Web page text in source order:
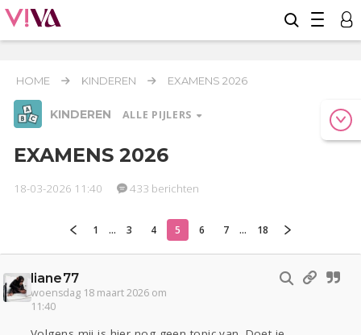
HOME KINDEREN EXAMENS 2026
KINDEREN ALLE PIJLERS
Relaties Werk & Studie Geld & Recht
Kinderen
Zwanger Psyche Thuis
EXAMENS 2026
18-03-2026 11:40 433 berichten
1 ... 3 4 5 6 7 ... 18
liane77
woensdag 18 maart 2026 om
11:40